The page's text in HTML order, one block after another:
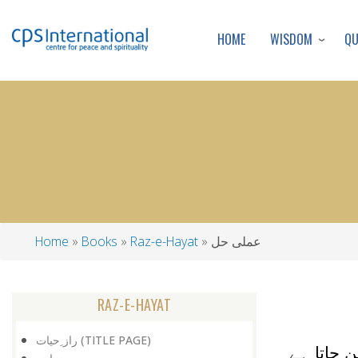
HOME WISDOM
Home Books Raz-e-Hayat عملی حل
RAZ-E-HAYAT
راز ِحیات (TITLE PAGE)
جاتا ہے